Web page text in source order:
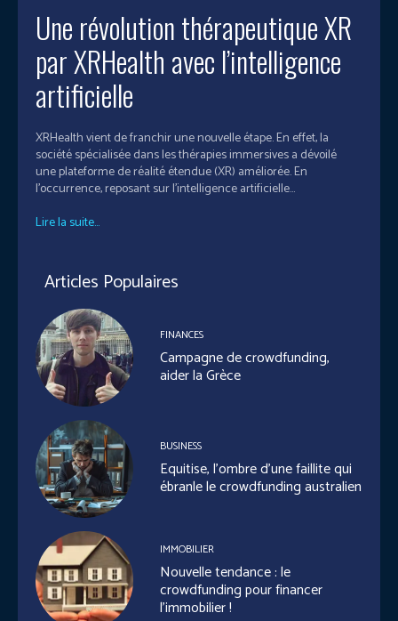
Une révolution thérapeutique XR
par XRHealth avec l’intelligence
artificielle
XRHealth vient de franchir une nouvelle étape. En effet, la
société spécialisée dans les thérapies immersives a dévoilé
une plateforme de réalité étendue (XR) améliorée. En
l'occurrence, reposant sur l’intelligence artificielle...
Lire la suite...
Articles Populaires
FINANCES
Campagne de crowdfunding,
aider la Grèce
BUSINESS
Equitise, l’ombre d’une faillite qui
ébranle le crowdfunding australien
IMMOBILIER
Nouvelle tendance : le
crowdfunding pour financer
l’immobilier !